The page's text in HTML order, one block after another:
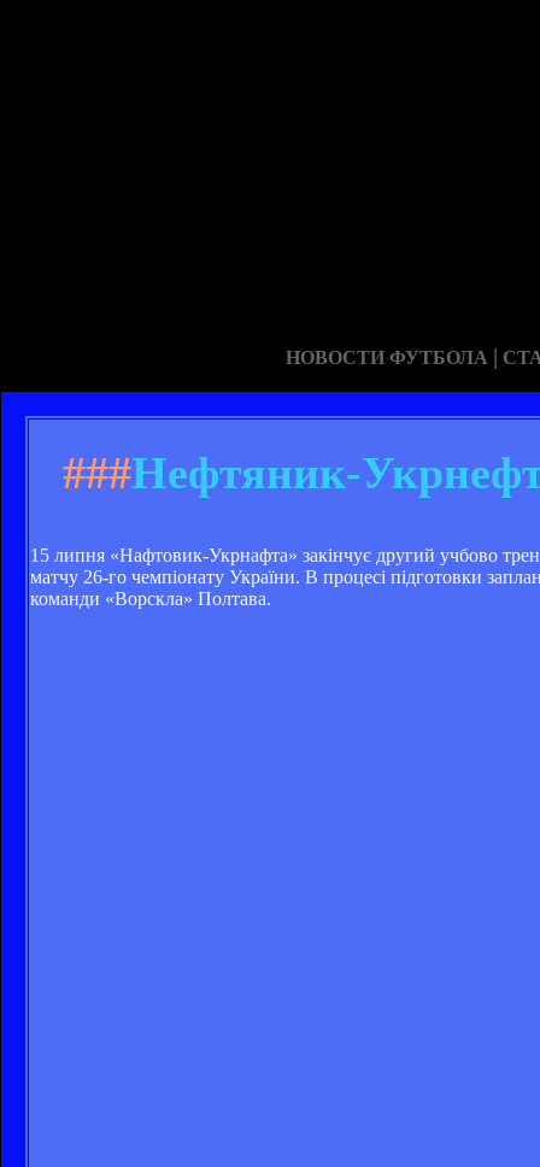
НОВОСТИ ФУТБОЛА |
###Нефтяник-
15 липня «Нафтовик-Укрнафта» закінчує другий учбово
матчу 26-го чемпіонату України. В процесі підготовки
команди «Ворскла» Полтава.